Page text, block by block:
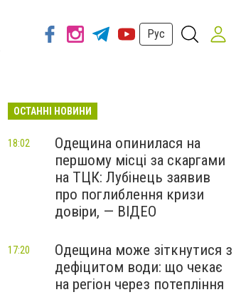
Рус
ОСТАННІ НОВИНИ
Одещина опинилася на
першому місці за скаргами
на ТЦК: Лубінець заявив
про поглиблення кризи
довіри, — ВІДЕО
18:02
Одещина може зіткнутися з
дефіцитом води: що чекає
на регіон через потепління
17:20